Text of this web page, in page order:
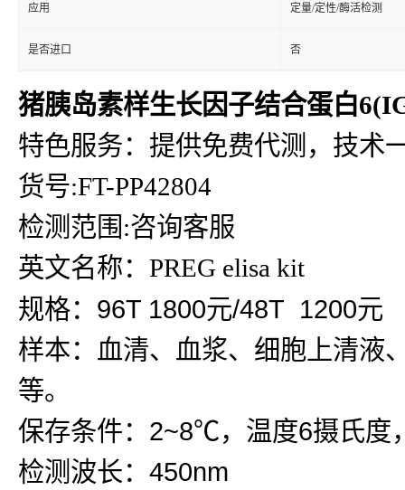
应用 定量/定性/酶活检测
是否进口 否
猪胰岛素样生长因子结合蛋白
特色服务：提供免费代测，技术
货号:FT-PP42804
检测范围:咨询客服
英文名称：PREG elisa kit
规格：96T 1800元/48T 1200元
样本：血清、血浆、细胞上清液
等。
保存条件：2~8℃，温度6摄氏度
检测波长：450nm